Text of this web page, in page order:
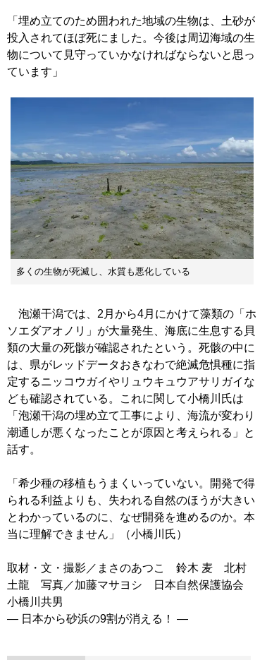
「埋め立てのため囲われた地域の生物は、土砂が
投入されてほぼ死にました。今後は周辺海域の生
物について見守っていかなければならないと思っ
ています」
多くの生物が死滅し、水質も悪化している
泡瀬干潟では、2月から4月にかけて藻類の「ホ
ソエダアオノリ」が大量発生、海底に生息する貝
類の大量の死骸が確認されたという。死骸の中に
は、県がレッドデータおきなわで絶滅危惧種に指
定するニッコウガイやリュウキュウアサリガイな
ども確認されている。これに関して小橋川氏は
「泡瀬干潟の埋め立て工事により、海流が変わり
潮通しが悪くなったことが原因と考えられる」と
話す。
「希少種の移植もうまくいっていない。開発で得
られる利益よりも、失われる自然のほうが大きい
とわかっているのに、なぜ開発を進めるのか。本
当に理解できません」（小橋川氏）
取材・文・撮影／まさのあつこ 鈴木 麦 北村
土龍 写真／加藤マサヨシ 日本自然保護協会
小橋川共男